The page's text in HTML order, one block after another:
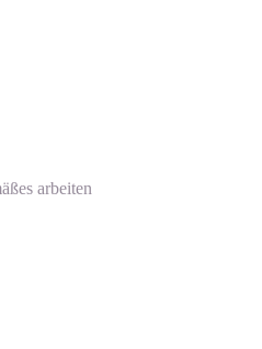
arbeiten